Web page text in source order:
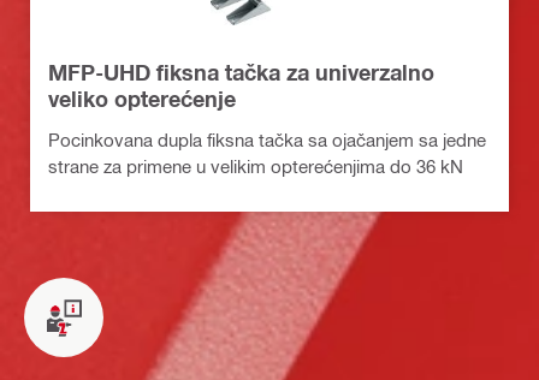
MFP-UHD fiksna tačka za univerzalno
veliko opterećenje
Pocinkovana dupla fiksna tačka sa ojačanjem sa jedne
strane za primene u velikim opterećenjima do 36 kN